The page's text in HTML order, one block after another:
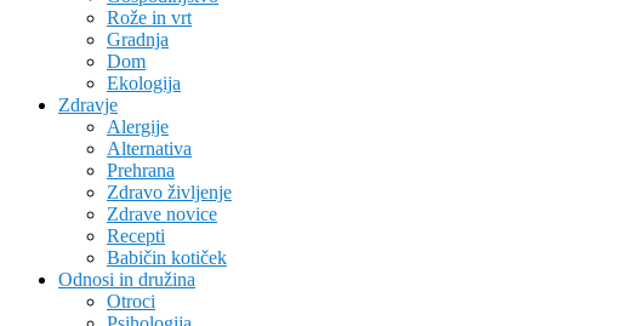
Rože in vrt
Gradnja
Dom
Ekologija
Zdravje
Alergije
Alternativa
Prehrana
Zdravo življenje
Zdrave novice
Recepti
Babičin kotiček
Odnosi in družina
Otroci